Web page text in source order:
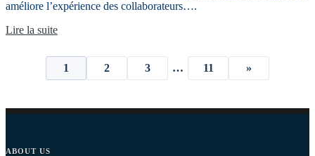
améliore l’expérience des collaborateurs….
Lire la suite
pagination
1 2 3 … 11 »
ABOUT US